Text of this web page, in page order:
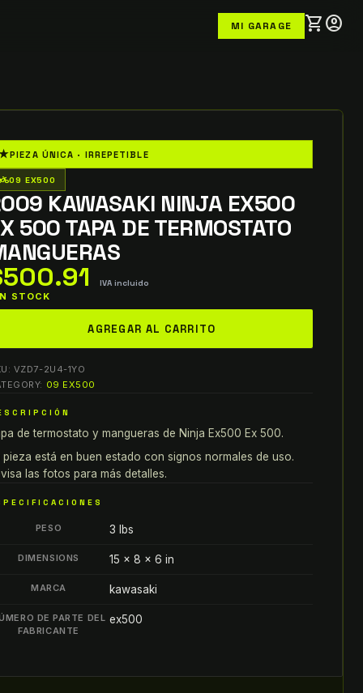
MI GARAGE shopping_cartaccount_circle
PIEZA ÚNICA · IRREPETIBLE
09 EX500
KAWASAKI NINJA EX500
500 TAPA DE TERMOSTATO
500.91 IVA incluido
STOCK
AGREGAR AL CARRITO
VZD7-2U4-1YO
09 EX500
de termostato y mangueras de Ninja Ex500 Ex 500.
pieza está en buen estado con signos normales de uso.
las fotos para más detalles.
PESO 3 lbs
DIMENSIONS 15 × 8 × 6 in
MARCA kawasaki
DE PARTE DEL
FABRICANTE
ex500